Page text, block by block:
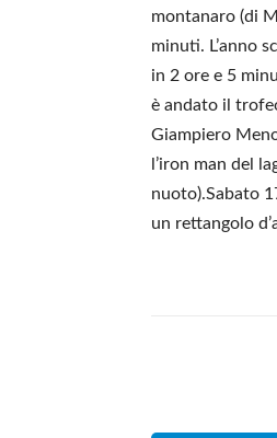
montanaro (di
minuti. L’anno
in 2 ore e 5
è andato il
Giampiero
l’iron man del
nuoto).Sabato
un rettangolo